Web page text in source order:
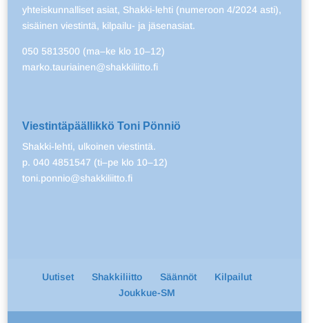
yhteiskunnalliset asiat, Shakki-lehti (numeroon 4/2024 asti),
sisäinen viestintä, kilpailu- ja jäsenasiat.
050 5813500 (ma–ke klo 10–12)
marko.tauriainen@shakkiliitto.fi
Viestintäpäällikkö Toni Pönniö
Shakki-lehti, ulkoinen viestintä.
p. 040 4851547 (ti–pe klo 10–12)
toni.ponnio@shakkiliitto.fi
Uutiset Shakkiliitto Säännöt
Kilpailut
Joukkue-SM